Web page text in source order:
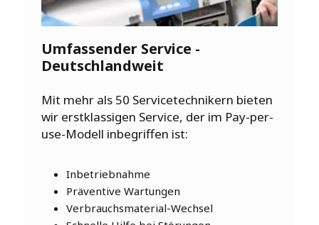
Umfassender Service -
Deutschlandweit
Mit mehr als 50 Servicetechnikern bieten
wir erstklassigen Service, der im Pay-per-
use-Modell inbegriffen ist:
Inbetriebnahme
Präventive Wartungen
Verbrauchsmaterial-Wechsel